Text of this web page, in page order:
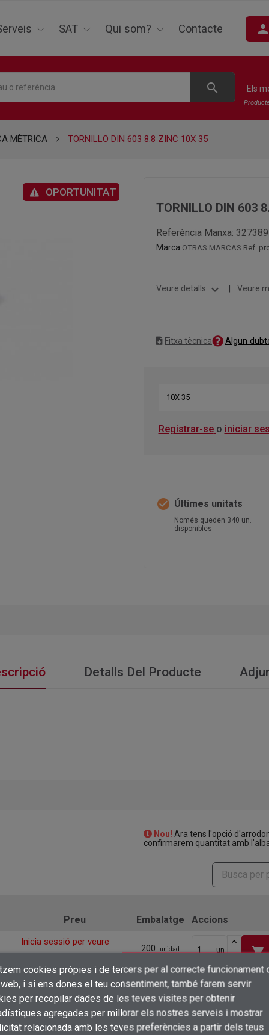
Afegir a la llista de desitjos×
Crear una llista de desitjos ×
Nom de la llista de desitjos
se
Cal que connecteu per a desar els productes a la vostra llista de desitjos.
SAT Qui som? Contacte person
search Els
cookies pròpies i de tercers per al correcte funcionament
i si ens dones el teu consentiment, també farem servir
per recopilar dades de les teves visites per obtenir
agregades per millorar els nostres serveis i mostrar
relacionada amb les teves preferències a partir dels teus
MÈTRICA TORNILLO DIN 603 8.8 ZINC 10X 35
OPORTUNITAT
TORNILLO DIN 603
Referència Manxa: 327389
Marca OTRAS MARCAS Ref.
Veure detalls expand_more Veure
Fitxa tècnica Algun
10X 35
Registrar-se o iniciar
check_circle Últimes unitats
Només queden 340 un.
disponibles
Detalls Del Producte
Nou! Ara tens l'opció
confirmarem quantitat amb
Preu Embalatge Accions
Inicia sessió per veure
preus
200 unidad un shopping_cart
Inicia sessió per veure
100 unidad un
Inicia sessió per veure
preus
100 unidad un shopping_cart